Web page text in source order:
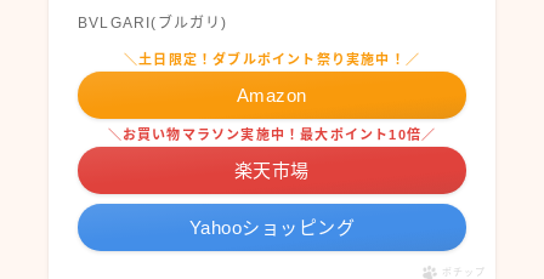
BVLGARI(ブルガリ)
＼土日限定！ダブルポイント祭り実施中！／
Amazon
＼お買い物マラソン実施中！最大ポイント10倍／
楽天市場
Yahooショッピング
ポチップ